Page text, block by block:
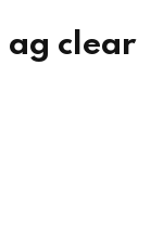
ag clear